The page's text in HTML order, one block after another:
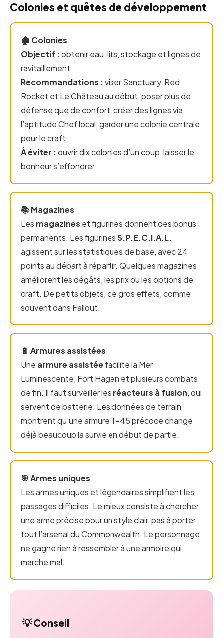
Colonies et quêtes de développement
🏚️ Colonies
Objectif :obtenir eau, lits, stockage et lignes de
ravitaillement
Recommandations :viser Sanctuary, Red
Rocket et Le Château au début, poser plus de
défense que de confort, créer des lignes via
l’aptitude Chef local, garder une colonie centrale
pour le craft
À éviter :ouvrir dix colonies d’un coup, laisser le
bonheur s’effondrer
📚 Magazines
Les magazines et figurines donnent des bonus
permanents. Les figurinesS.P.E.C.I.A.L.
agissent sur les statistiques de base, avec 24
points au départ à répartir. Quelques magazines
améliorent les dégâts, les prix ou les options de
craft. De petits objets, de gros effets, comme
souvent dans Fallout.
🔋 Armures assistées
Une armure assistée facilite la Mer
Luminescente, Fort Hagen et plusieurs combats
de fin. Il faut surveiller les réacteurs à fusion, qui
servent de batterie. Les données de terrain
montrent qu’une armure T-45 précoce change
déjà beaucoup la survie en début de partie.
🎯 Armes uniques
Les armes uniques et légendaires simplifient les
passages difficiles. Le mieux consiste à chercher
une arme précise pour un style clair, pas à porter
tout l’arsenal du Commonwealth. Le personnage
ne gagne rien à ressembler à une armoire qui
marche mal.
💡 Conseil